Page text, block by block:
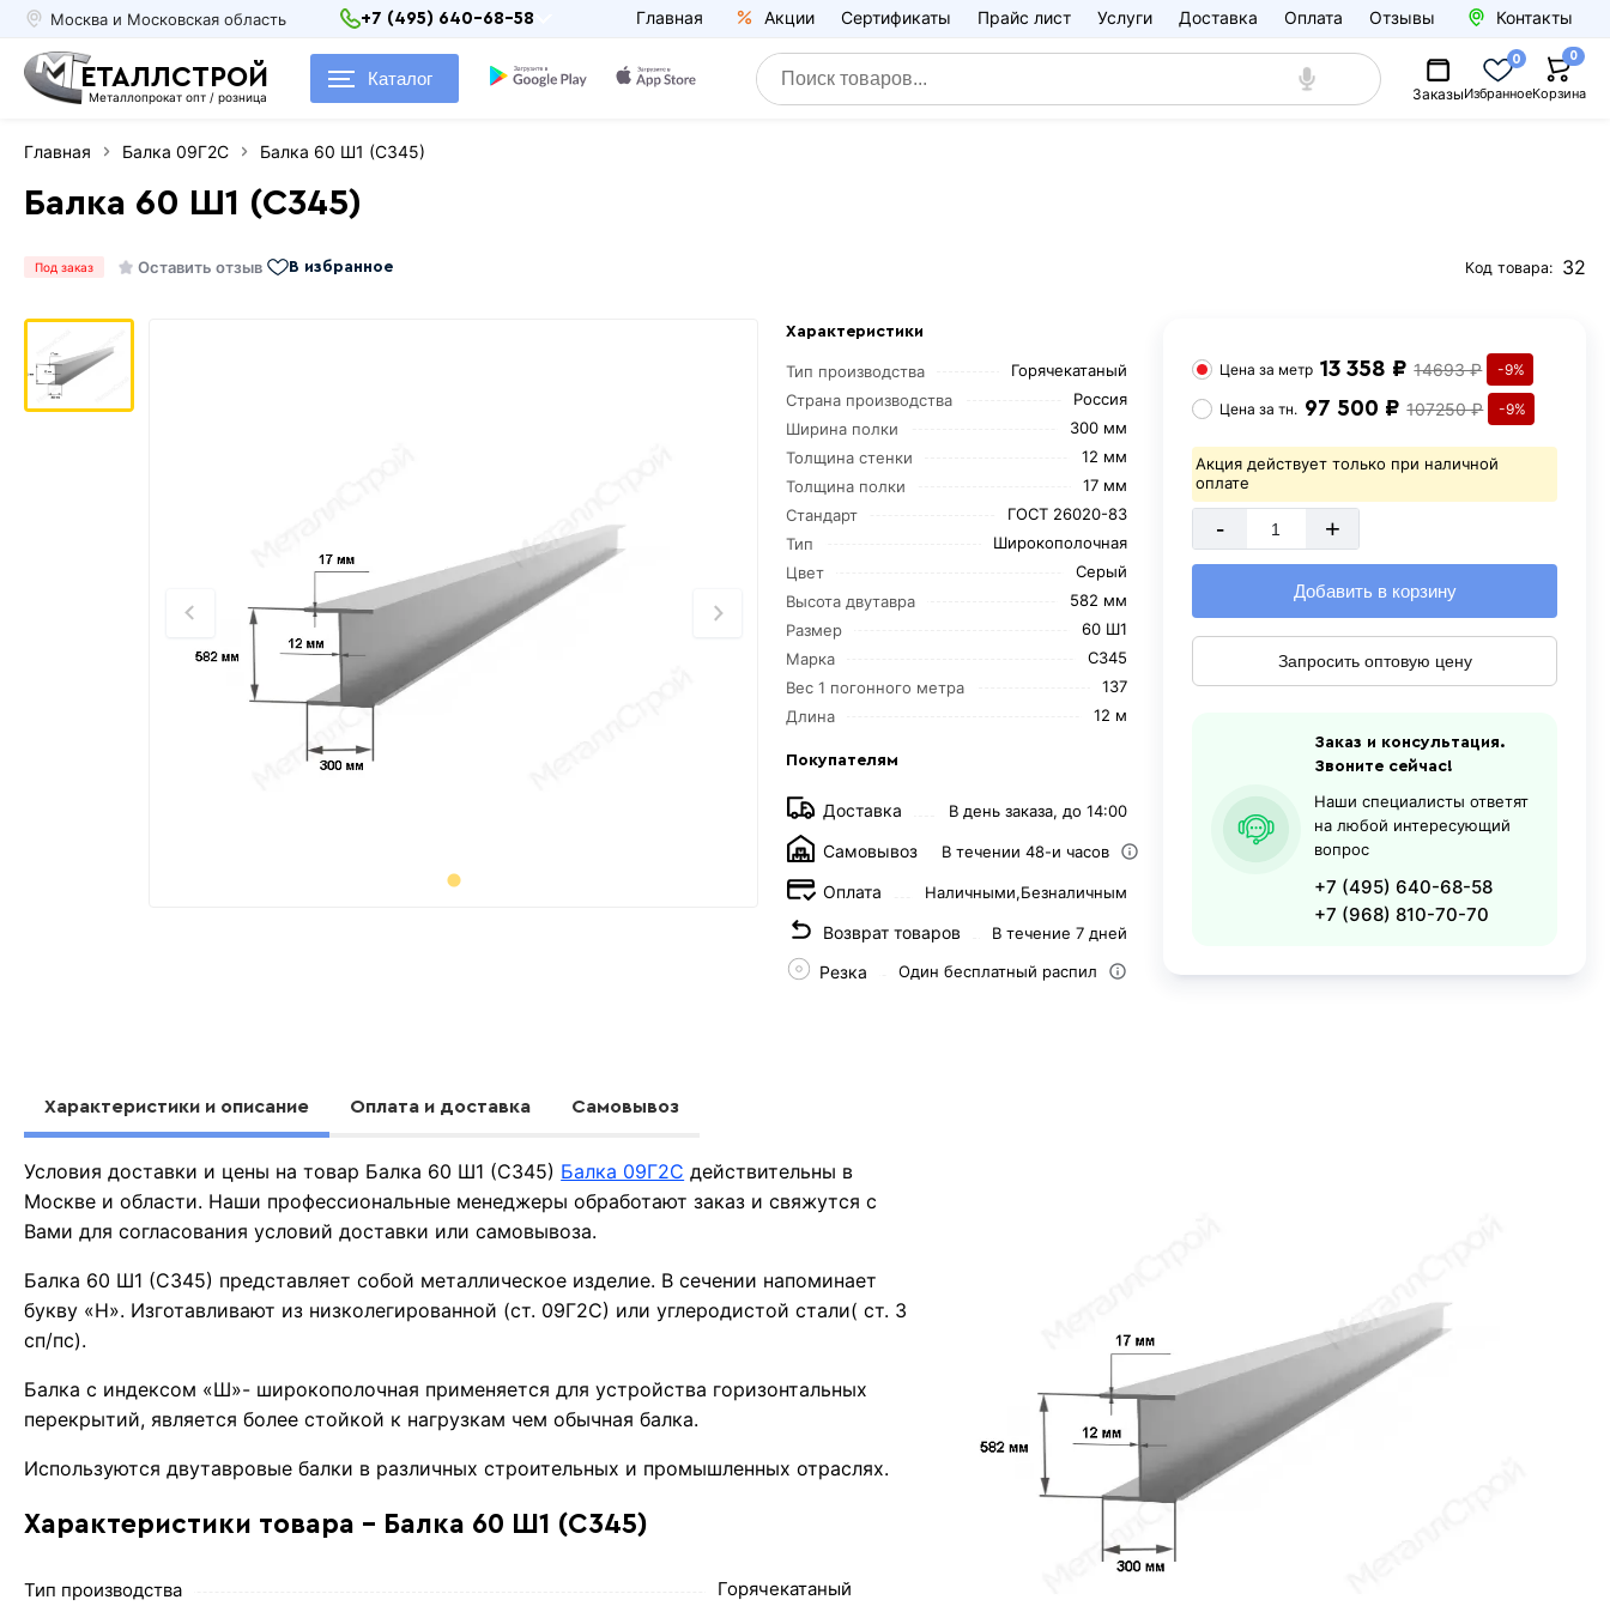
Москва и Московская область +7 (495) 640-68-58 Главная Акции Сертификаты Прайс лист Услуги Доставка Оплата Отзывы Контакты
ЕТАЛЛСТРОЙ
Металлопрокат опт / розница
Каталог
ЗаказыИзбранное
0
Корзина
0
Главная Балка 09Г2С Балка 60 Ш1 (С345)
Балка 60 Ш1 (С345)
Под заказ Оставить отзыв В избранное Код товара: 32
Характеристики
Тип производства
Горячекатаный
Страна производства
Россия
Ширина полки
300 мм
Толщина стенки
12 мм
Толщина полки
17 мм
Стандарт
ГОСТ 26020-83
Тип
Широкополочная
Цвет
Серый
Высота двутавра
582 мм
Размер
60 Ш1
Марка
С345
Вес 1 погонного метра
137
Длина
12 м
Покупателям
Доставка В день заказа, до 14:00
Самовывоз В течении 48-и часов
Оплата Наличными,Безналичным
Возврат товаров В течение 7 дней
Резка Один бесплатный распил
Цена за метр 13 358 ₽ 14693 ₽ -9%
Цена затн. 97 500 ₽ 107250 ₽ -9%
Акция действует только при наличной
оплате
- +
Добавить в корзину
Запросить оптовую цену
Заказ и консультация.
Звоните сейчас!
Наши специалисты ответят
на любой интересующий
вопрос
+7 (495) 640-68-58
+7 (968) 810-70-70
Характеристики и описание Оплата и доставка Самовывоз
Условия доставки и цены на товар Балка 60 Ш1 (С345) Балка 09Г2С действительны в
Москве и области. Наши профессиональные менеджеры обработают заказ и свяжутся с
Вами для согласования условий доставки или самовывоза.
Балка 60 Ш1 (С345) представляет собой металлическое изделие. В сечении напоминает
букву «Н». Изготавливают из низколегированной (ст. 09Г2С) или углеродистой стали( ст. 3
сп/пс).
Балка с индексом «Ш»- широкополочная применяется для устройства горизонтальных
перекрытий, является более стойкой к нагрузкам чем обычная балка.
Используются двутавровые балки в различных строительных и промышленных отраслях.
Характеристики товара - Балка 60 Ш1 (С345)
Тип производства
Горячекатаный